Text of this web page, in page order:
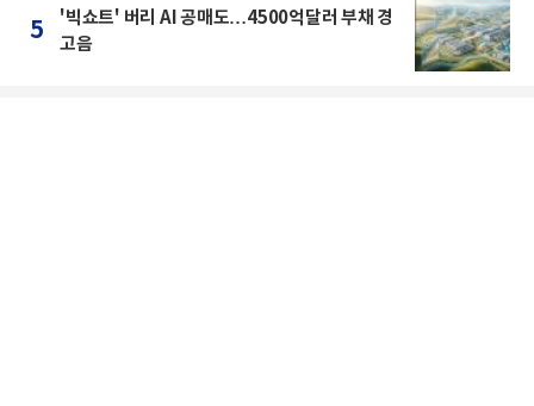
5
'빅쇼트' 버리 AI 공매도…4500억달러 부채 경
고음